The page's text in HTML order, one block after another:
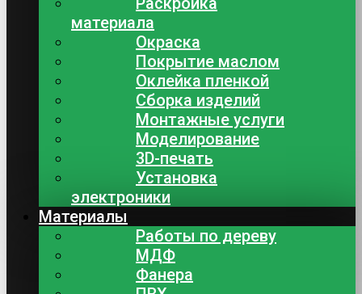
материала
Окраска
Покрытие маслом
Оклейка пленкой
Сборка изделий
Монтажные услуги
Моделирование
3D-печать
Установка
электроники
Материалы
Работы по дереву
МДФ
Фанера